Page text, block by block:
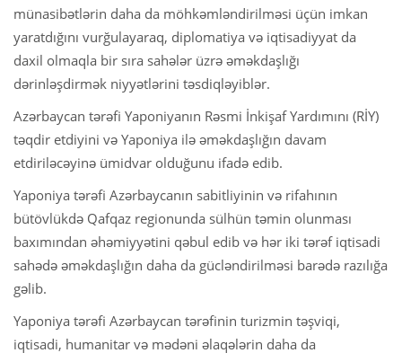
münasibətlərin daha da möhkəmləndirilməsi üçün imkan
yaratdığını vurğulayaraq, diplomatiya və iqtisadiyyat da
daxil olmaqla bir sıra sahələr üzrə əməkdaşlığı
dərinləşdirmək niyyətlərini təsdiqləyiblər.
Azərbaycan tərəfi Yaponiyanın Rəsmi İnkişaf Yardımını (RİY)
təqdir etdiyini və Yaponiya ilə əməkdaşlığın davam
etdiriləcəyinə ümidvar olduğunu ifadə edib.
Yaponiya tərəfi Azərbaycanın sabitliyinin və rifahının
bütövlükdə Qafqaz regionunda sülhün təmin olunması
baxımından əhəmiyyətini qəbul edib və hər iki tərəf iqtisadi
sahədə əməkdaşlığın daha da gücləndirilməsi barədə razılığa
gəlib.
Yaponiya tərəfi Azərbaycan tərəfinin turizmin təşviqi,
iqtisadi, humanitar və mədəni əlaqələrin daha da